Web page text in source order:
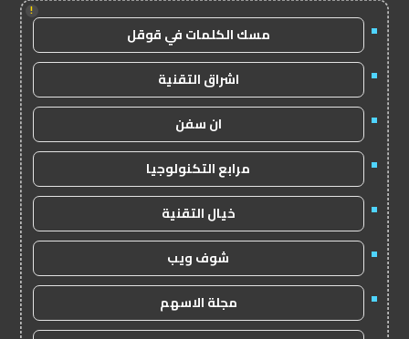
!
مسك الكلمات في قوقل
اشراق التقنية
ان سفن
مرابع التكنولوجيا
خيال التقنية
شوف ويب
مجلة الاسهم